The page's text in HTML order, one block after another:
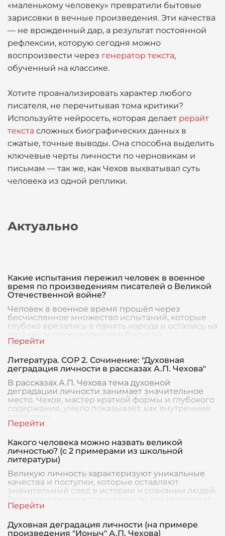
«маленькому человеку» превратили бытовые
зарисовки в вечные произведения. Эти качества
— не врожденный дар, а результат постоянной
рефлексии, которую сегодня можно
воспроизвести через генератор текста,
обученный на классике.
Хотите проанализировать характер любого
писателя, не перечитывая тома критики?
Используйте нейросеть, которая делает рерайт
текста сложных биографических данных в
сжатые, точные выводы. Она способна выделить
ключевые черты личности по черновикам и
письмам — так же, как Чехов выхватывал суть
человека из одной реплики.
Актуально
Какие испытания пережил человек в военное
время по произведениям писателей о Великой
Отечественной войне?
Человек в военное время прошёл через
бесчисленное множество испытаний, которые
глубоко врезались в память народа и остались на
страницах произведений о Великой
Отечественной войне.
Литература. СОР 2. Сочинение: "Духовная
деградация личности в рассказах А.П. Чехова"
В рассказах А.П. Чехова тема духовной
деградации личности занимает значительное
место. Чехов, мастер краткой формы и глубокого
содержания, умело показывает, как внутренние
проблемы
Какого человека можно назвать великой
личностью? (с 2 примерами из школьной
литературы)
Великую личность характеризуют уникальные
качества и поступки, которые оставляют
значительный след в истории и сознании людей.
Великими людьми становятся те, кто проявляет
исключит
Духовная деградация личности (на примере
произведения "Ионыч" А.П. Чехова)